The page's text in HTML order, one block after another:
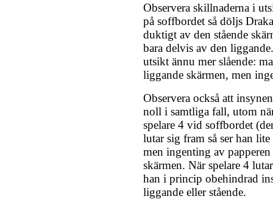
Observera skillnaderna i
på soffbordet så döljs
duktigt av den stående
bara delvis av den
utsikt ännu mer slående:
liggande skärmen, men
Observera också att
noll i samtliga fall, utom
spelare 4 vid soffbordet
lutar sig fram så ser han
men ingenting av
skärmen. När spelare 4
han i princip obehindrad
liggande eller stående.